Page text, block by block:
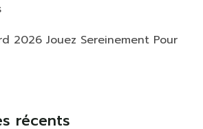
2026 Jouez Sereinement Pour
récents